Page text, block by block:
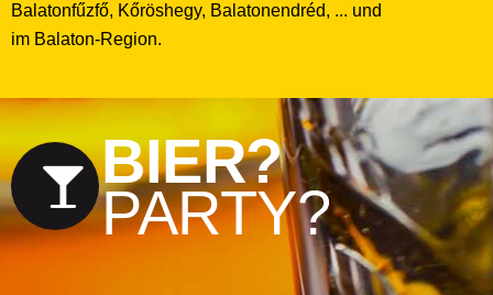
Balatonfűzfő, Kőröshegy, Balatonendréd, ... und
im Balaton-Region.
BIER?
PARTY?